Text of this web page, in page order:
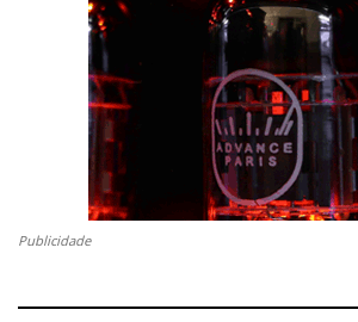
Publicidade